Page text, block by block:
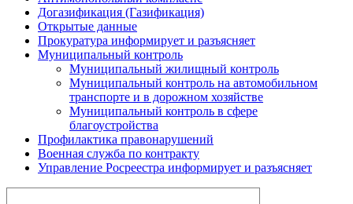
Догазификация (Газификация)
Открытые данные
Прокуратура информирует и разъясняет
Муниципальный контроль
Муниципальный жилищный контроль
Муниципальный контроль на автомобильном
транспорте и в дорожном хозяйстве
Муниципальный контроль в сфере
благоустройства
Профилактика правонарушений
Военная служба по контракту
Управление Росреестра информирует и разъясняет